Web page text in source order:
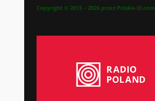
Copyright © 2013 – 2026 przez Polska-IE.com